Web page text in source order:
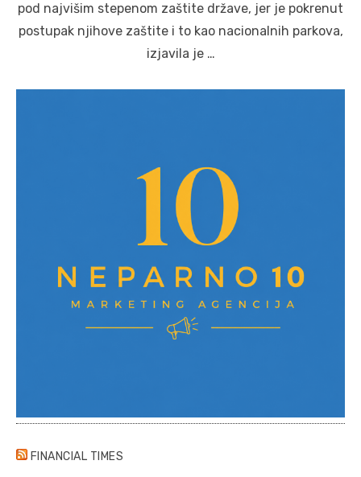
pod najvišim stepenom zaštite države, jer je pokrenut
postupak njihove zaštite i to kao nacionalnih parkova,
izjavila je …
FINANCIAL TIMES